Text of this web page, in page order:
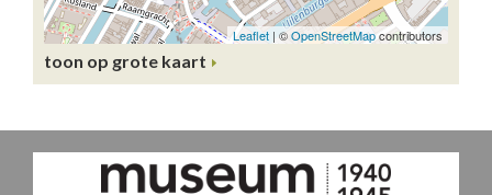
toon op grote kaart